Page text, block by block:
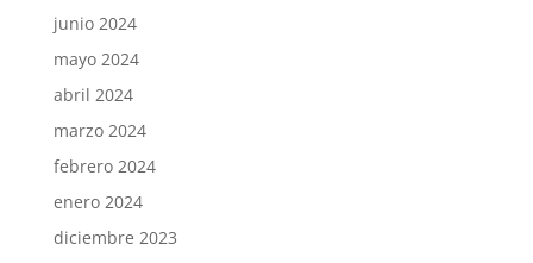
junio 2024
mayo 2024
abril 2024
marzo 2024
febrero 2024
enero 2024
diciembre 2023